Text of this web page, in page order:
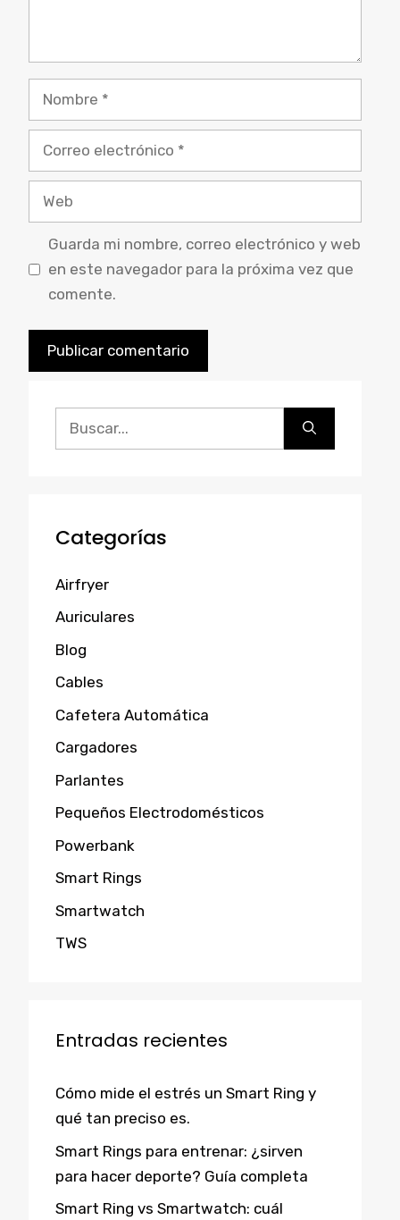
Guarda mi nombre, correo electrónico y web
en este navegador para la próxima vez que
comente.
Categorías
Airfryer
Auriculares
Blog
Cables
Cafetera Automática
Cargadores
Parlantes
Pequeños Electrodomésticos
Powerbank
Smart Rings
Smartwatch
TWS
Entradas recientes
Cómo mide el estrés un Smart Ring y
qué tan preciso es.
Smart Rings para entrenar: ¿sirven
para hacer deporte? Guía completa
Smart Ring vs Smartwatch: cuál